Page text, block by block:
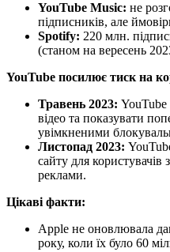
YouTube Music: не
підписників, але
Spotify: 220 млн.
(станом на вересень
YouTube посилює тиск на
Травень 2023: YouTube
відео та показувати
увімкненими
Листопад 2023:
сайту для
реклами.
Цікаві факти:
Apple не оновлювала
року, коли їх було 60